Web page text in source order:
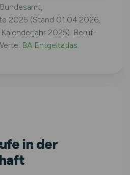
2025 (Stand 01.04.2026,
2025). Beruf-
BA Entgeltatlas.
in der